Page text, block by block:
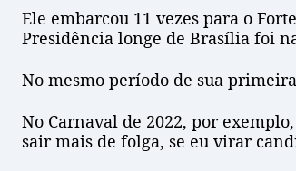
Ele embarcou 11 vezes para o
Presidência longe de Brasília foi
No mesmo período de sua
No Carnaval de 2022, por
sair mais de folga, se eu virar